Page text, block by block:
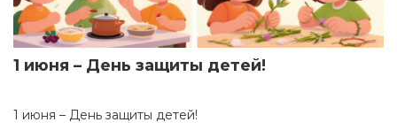
1 июня – День защиты детей!
1 июня – День защиты детей!